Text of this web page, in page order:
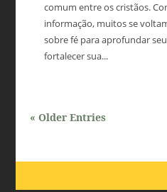
comum entre os cristãos.
informação, muitos se
sobre fé para aprofundar
fortalecer sua...
« Older Entries